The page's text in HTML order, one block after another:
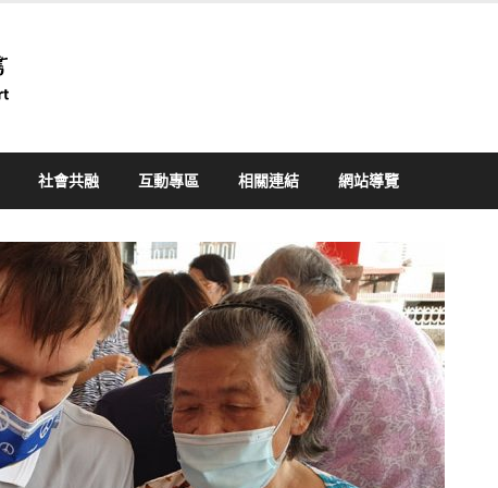
社會共融 互動專區 相關連結 網站導覽